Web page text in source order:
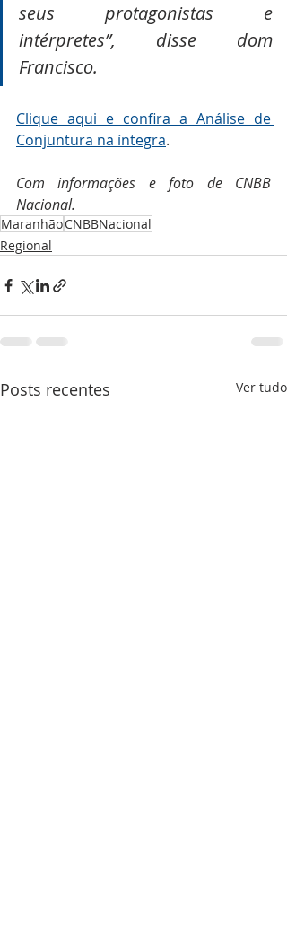
seus protagonistas e
intérpretes”, disse dom
Francisco.
Clique aqui e confira a Análise de
Conjuntura na íntegra.
Com informações e foto de CNBB
Nacional.
MaranhãoCNBBNacional
Regional
Posts recentes Ver tudo